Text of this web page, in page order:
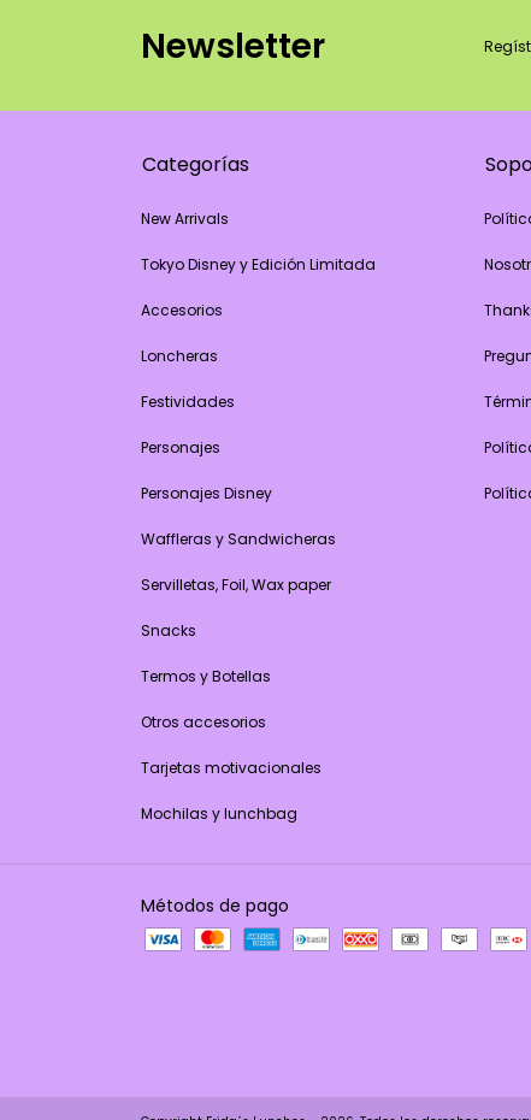
Newsletter
Categorías
New Arrivals
Tokyo Disney y Edición Limitada
Accesorios
Loncheras
Festividades
Personajes
Personajes Disney
Waffleras y Sandwicheras
Servilletas, Foil, Wax paper
Snacks
Termos y Botellas
Otros accesorios
Tarjetas motivacionales
Mochilas y lunchbag
Métodos de pago